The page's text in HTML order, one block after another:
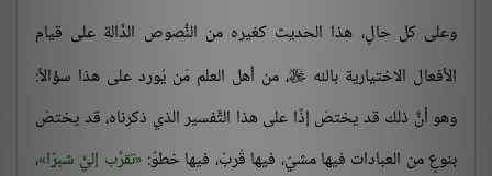
وعلى كل حالٍ، هذا الحديث كغيره من النُّصوص الدَّالة على قيام
الأفعال الاختيارية بالله ، من أهل العلم مَن يُورد على هذا سؤالاً:
وهو أنَّ ذلك قد يختصّ إذًا على هذا التَّفسير الذي ذكرناه، قد يختصّ
بنوعٍ من العبادات فيها مشيٌ، فيها قُربٌ، فيها خطوٌ: تقرَّب إليَّ شبرًا ،